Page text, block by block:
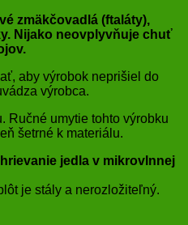
zmäkčovadlá (ftaláty),
Nijako neovplyvňuje chuť
aby výrobok neprišiel do
výrobca.
Ručné umytie tohto výrobku
šetrné k materiálu.
jedla v mikrovlnnej
je stály a nerozložiteľný.